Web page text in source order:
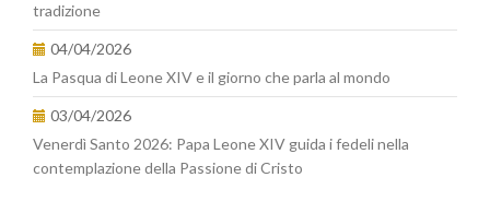
tradizione
04/04/2026
La Pasqua di Leone XIV e il giorno che parla al mondo
03/04/2026
Venerdì Santo 2026: Papa Leone XIV guida i fedeli nella
contemplazione della Passione di Cristo